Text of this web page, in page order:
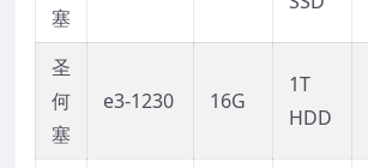
塞
圣
何
塞
e3-1230 16G
1T
HDD